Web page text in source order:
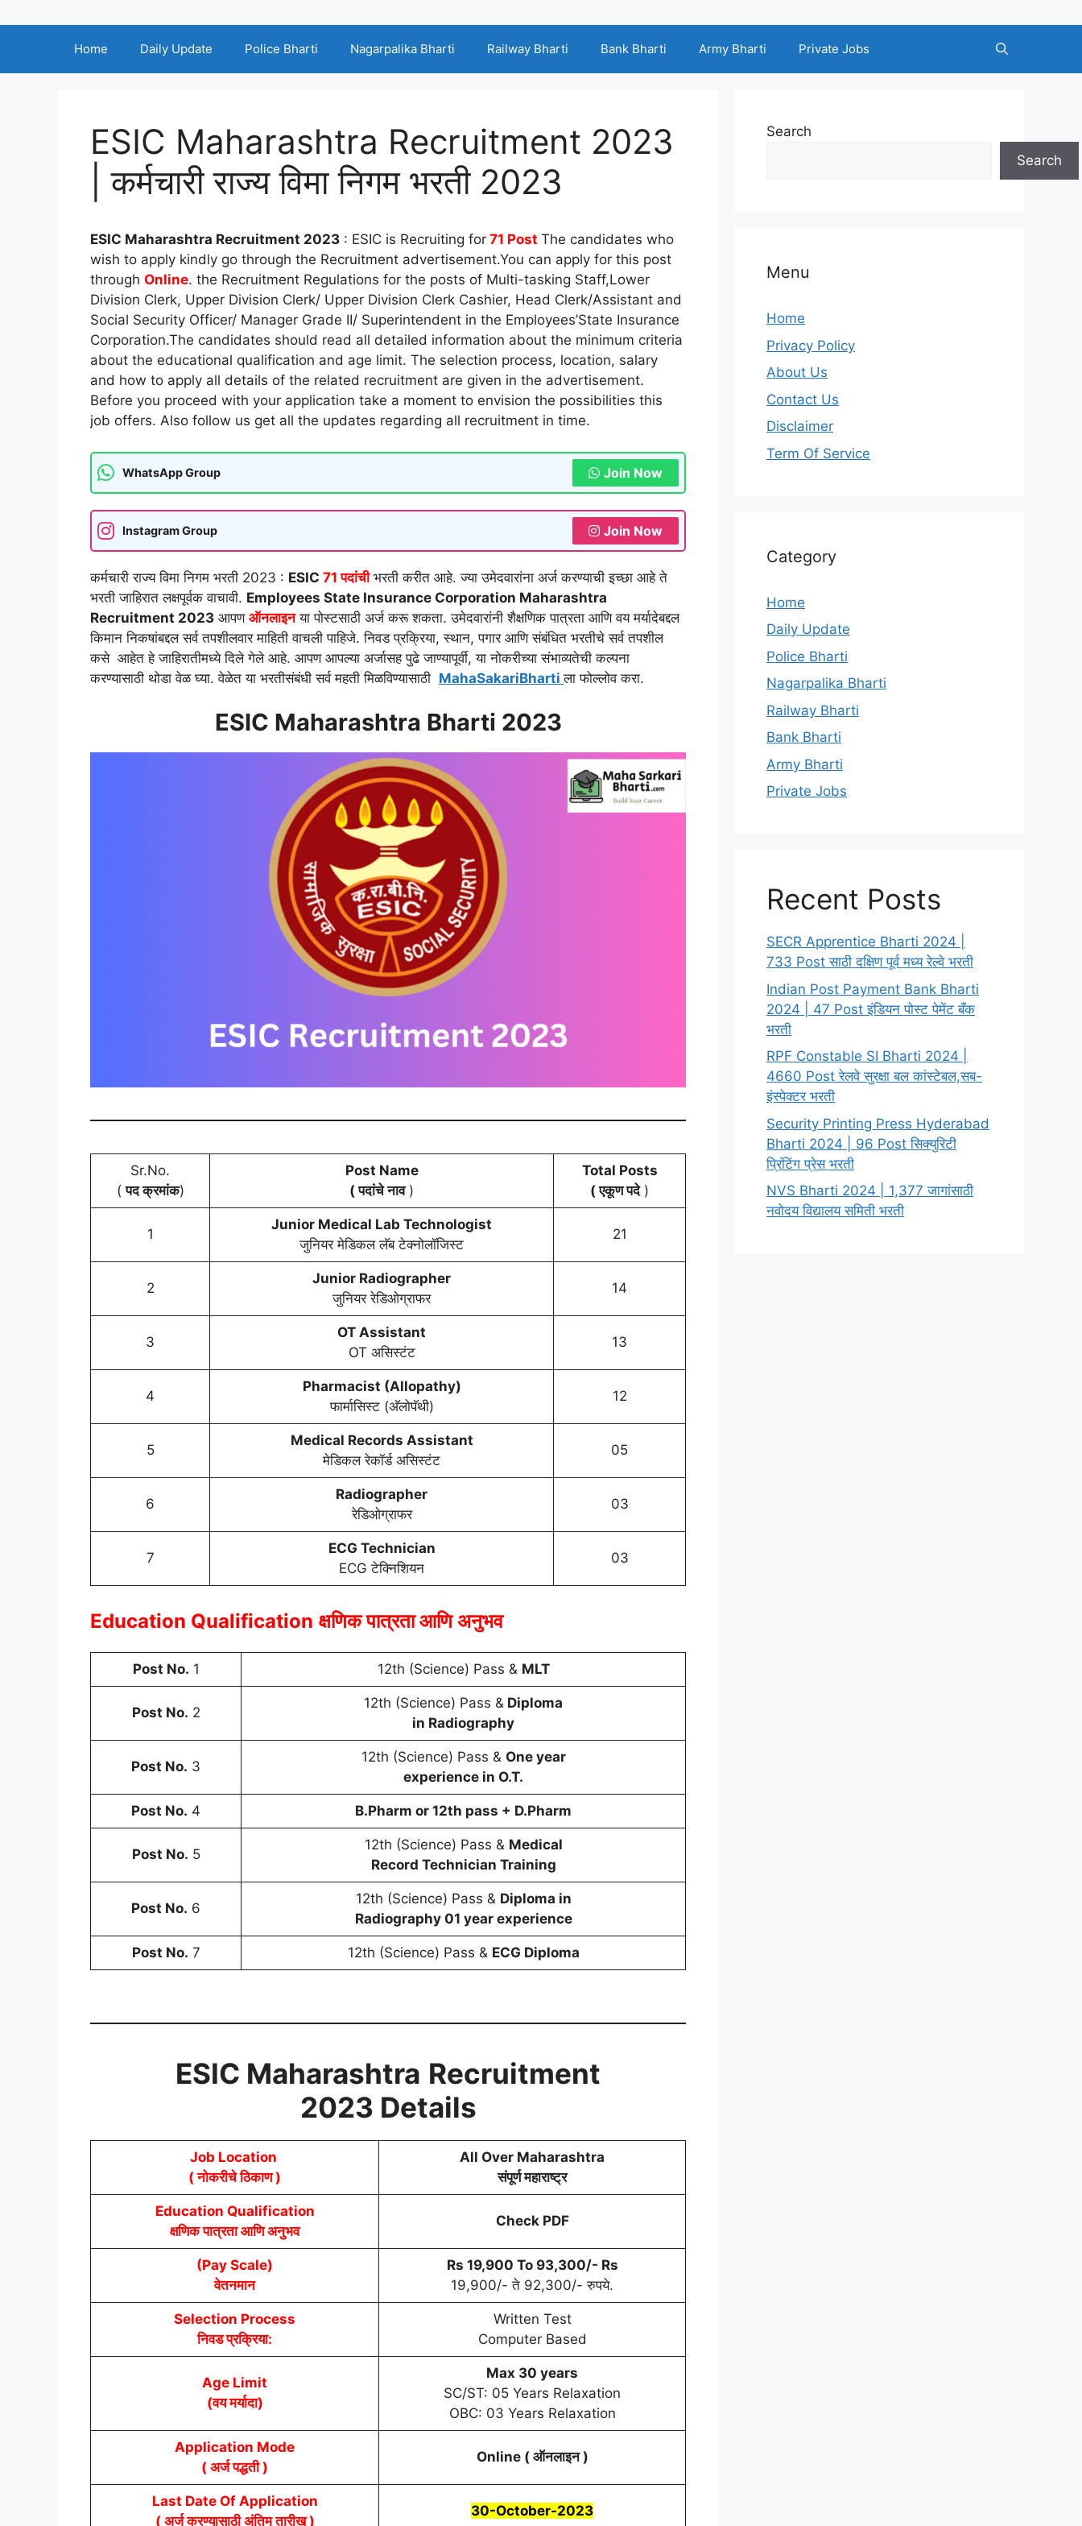
Home Daily Update Police Bharti Nagarpalika Bharti Railway Bharti Bank Bharti Army Bharti Private Jobs
ESIC Maharashtra Recruitment 2023
| कर्मचारी राज्य विमा निगम भरती 2023
ESIC Maharashtra Recruitment 2023 : ESIC is Recruiting for 71 Post The candidates who
wish to apply kindly go through the Recruitment advertisement.You can apply for this post
through Online. the Recruitment Regulations for the posts of Multi-tasking Staff,Lower
Division Clerk, Upper Division Clerk/ Upper Division Clerk Cashier, Head Clerk/Assistant and
Social Security Officer/ Manager Grade II/ Superintendent in the Employees’State Insurance
Corporation.The candidates should read all detailed information about the minimum criteria
about the educational qualification and age limit. The selection process, location, salary
and how to apply all details of the related recruitment are given in the advertisement.
Before you proceed with your application take a moment to envision the possibilities this
job offers. Also follow us get all the updates regarding all recruitment in time.
WhatsApp Group Join Now
Instagram Group Join Now
कर्मचारी राज्य विमा निगम भरती 2023 : ESIC 71पदांचीभरती करीत आहे. ज्या उमेदवारांना अर्ज करण्याची इच्छा आहे ते
भरती जाहिरात लक्षपूर्वक वाचावी. Employees State Insurance Corporation Maharashtra
Recruitment 2023 आपण ऑनलाइनया पोस्टसाठी अर्ज करू शकता. उमेदवारांनी शैक्षणिक पात्रता आणि वय मर्यादेबद्दल
किमान निकषांबद्दल सर्व तपशीलवार माहिती वाचली पाहिजे. निवड प्रक्रिया, स्थान, पगार आणि संबंधित भरतीचे सर्व तपशील
कसे आहेत हे जाहिरातीमध्ये दिले गेले आहे. आपण आपल्या अर्जासह पुढे जाण्यापूर्वी, या नोकरीच्या संभाव्यतेची कल्पना
करण्यासाठी थोडा वेळ घ्या. वेळेत या भरतीसंबंधी सर्व महती मिळविण्यासाठी MahaSakariBharti ला फोल्लोव करा.
ESIC Maharashtra Bharti 2023
Sr.No.
(पद क्रमांक)
Post Name
( पदांचे नाव)
Total Posts
( एकूण पदे)
1
Junior Medical Lab Technologist
जुनियर मेडिकल लॅब टेक्नोलॉजिस्ट
21
2
Junior Radiographer
जुनियर रेडिओग्राफर
14
3
OT Assistant
OT असिस्टंट
13
4
Pharmacist (Allopathy)
फार्मासिस्ट (अ‍ॅलोपॅथी)
12
5
Medical Records Assistant
मेडिकल रेकॉर्ड असिस्टंट
05
6
Radiographer
रेडिओग्राफर
03
7
ECG Technician
ECG टेक्निशियन
03
Education Qualification क्षणिक पात्रता आणि अनुभव
Post No. 1 12th (Science) Pass & MLT
Post No. 2
12th (Science) Pass & Diploma
in Radiography
Post No. 3
12th (Science) Pass & One year
experience in O.T.
Post No. 4 B.Pharm or 12th pass + D.Pharm
Post No. 5
12th (Science) Pass & Medical
Record Technician Training
Post No. 6
12th (Science) Pass & Diploma in
Radiography 01 year experience
Post No. 7 12th (Science) Pass & ECG Diploma
ESIC Maharashtra Recruitment
2023 Details
Job Location
( नोकरीचे ठिकाण )
All Over Maharashtra
संपूर्ण महाराष्ट्र
Education Qualification
क्षणिक पात्रता आणि अनुभव
Check PDF
(Pay Scale)
वेतनमान
Rs 19,900 To 93,300/- Rs
19,900/- ते 92,300/- रुपये.
Selection Process
निवड प्रक्रिया:
Written Test
Computer Based
Age Limit
(वय मर्यादा)
Max 30 years
SC/ST: 05 Years Relaxation
OBC: 03 Years Relaxation
Application Mode
( अर्ज पद्धती )
Online ( ऑनलाइन )
Last Date Of Application
( अर्ज करण्यासाठी अंतिम तारीख )
30-October-2023
Search
Search
Menu
Home
Privacy Policy
About Us
Contact Us
Disclaimer
Term Of Service
Category
Home
Daily Update
Police Bharti
Nagarpalika Bharti
Railway Bharti
Bank Bharti
Army Bharti
Private Jobs
Recent Posts
SECR Apprentice Bharti 2024 |
733 Post साठी दक्षिण पूर्व मध्य रेल्वे भरती
Indian Post Payment Bank Bharti
2024 | 47 Post इंडियन पोस्ट पेमेंट बँक
भरती
RPF Constable SI Bharti 2024 |
4660 Post रेलवे सुरक्षा बल कांस्टेबल,सब-
इंस्पेक्टर भरती
Security Printing Press Hyderabad
Bharti 2024 | 96 Post सिक्युरिटी
प्रिंटिंग प्रेस भरती
NVS Bharti 2024 | 1,377 जागांसाठी
नवोदय विद्यालय समिती भरती